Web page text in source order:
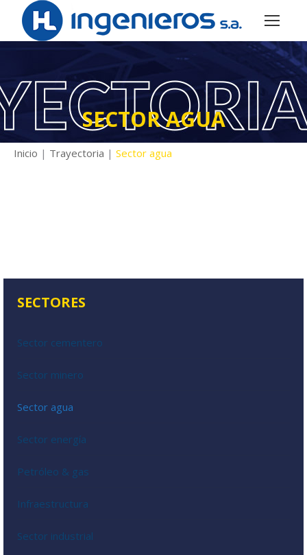
SECTOR AGUA
Inicio | Trayectoria | Sector agua
SECTORES
Sector cementero
Sector minero
Sector agua
Sector energía
Petróleo & gas
Infraestructura
Sector industrial